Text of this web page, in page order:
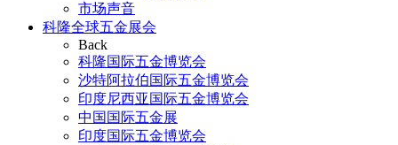
市场声音
科隆全球五金展会
Back
科隆国际五金博览会
沙特阿拉伯国际五金博览会
印度尼西亚国际五金博览会
中国国际五金展
印度国际五金博览会